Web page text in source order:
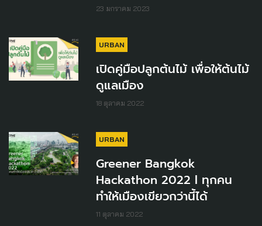
23 มกราคม 2023
URBAN
เปิดคู่มือปลูกต้นไม้ เพื่อให้ต้นไม้
ดูแลเมือง
18 ตุลาคม 2022
URBAN
Greener Bangkok
Hackathon 2022 l ทุกคน
ทำให้เมืองเขียวกว่านี้ได้
11 ตุลาคม 2022